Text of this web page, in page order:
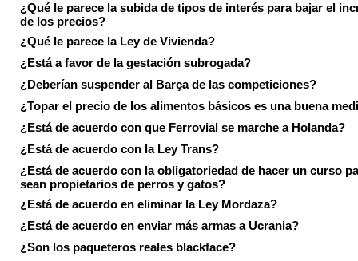
¿Qué le parece la subida de tipos de interés para bajar el
de los precios?
¿Qué le parece la Ley de Vivienda?
¿Está a favor de la gestación subrogada?
¿Deberían suspender al Barça de las competiciones?
¿Topar el precio de los alimentos básicos es una buena
¿Está de acuerdo con que Ferrovial se marche a Holanda?
¿Está de acuerdo con la Ley Trans?
¿Está de acuerdo con la obligatoriedad de hacer un curso
sean propietarios de perros y gatos?
¿Está de acuerdo en eliminar la Ley Mordaza?
¿Está de acuerdo en enviar más armas a Ucrania?
¿Son los paqueteros reales blackface?